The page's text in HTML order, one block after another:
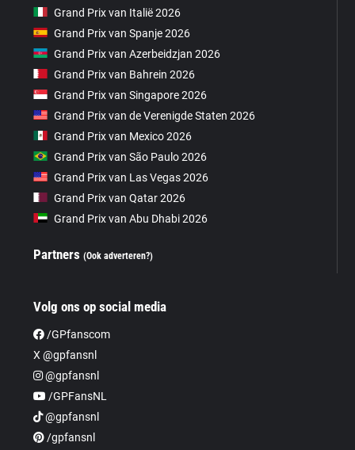
Grand Prix van Italië 2026
Grand Prix van Spanje 2026
Grand Prix van Azerbeidzjan 2026
Grand Prix van Bahrein 2026
Grand Prix van Singapore 2026
Grand Prix van de Verenigde Staten 2026
Grand Prix van Mexico 2026
Grand Prix van São Paulo 2026
Grand Prix van Las Vegas 2026
Grand Prix van Qatar 2026
Grand Prix van Abu Dhabi 2026
Partners(Ook adverteren?)
Volg ons op social media
/GPfanscom
X @gpfansnl
@gpfansnl
/GPFansNL
@gpfansnl
/gpfansnl